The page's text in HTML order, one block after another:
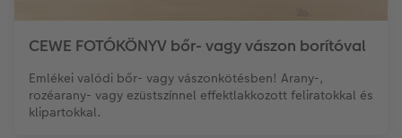
CEWE FOTÓKÖNYV bőr- vagy vászon borítóval
Emlékei valódi bőr- vagy vászonkötésben! Arany-,
rozéarany- vagy ezüstszínnel effektlakkozott feliratokkal és
klipartokkal.